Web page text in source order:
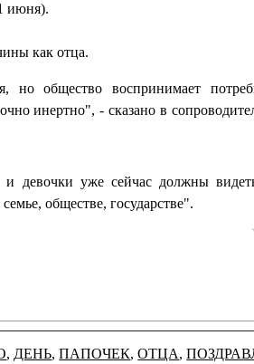
июня).
как отца.
но общество воспринимает
инертно", - сказано в
девочки уже сейчас должны
обществе, государстве".
,ДЕНЬ,ПАПОЧЕК,ОТЦА,